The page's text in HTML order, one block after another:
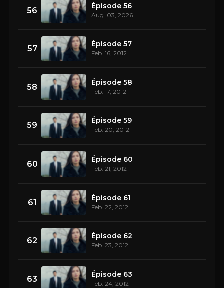
56 Épisode 56
Aug. 03, 2026
57 Épisode 57
Feb. 16, 2012
58 Épisode 58
Feb. 17, 2012
59 Épisode 59
Feb. 20, 2012
60 Épisode 60
Feb. 21, 2012
61 Épisode 61
Feb. 22, 2012
62 Épisode 62
Feb. 23, 2012
63 Épisode 63
Feb. 24, 2012